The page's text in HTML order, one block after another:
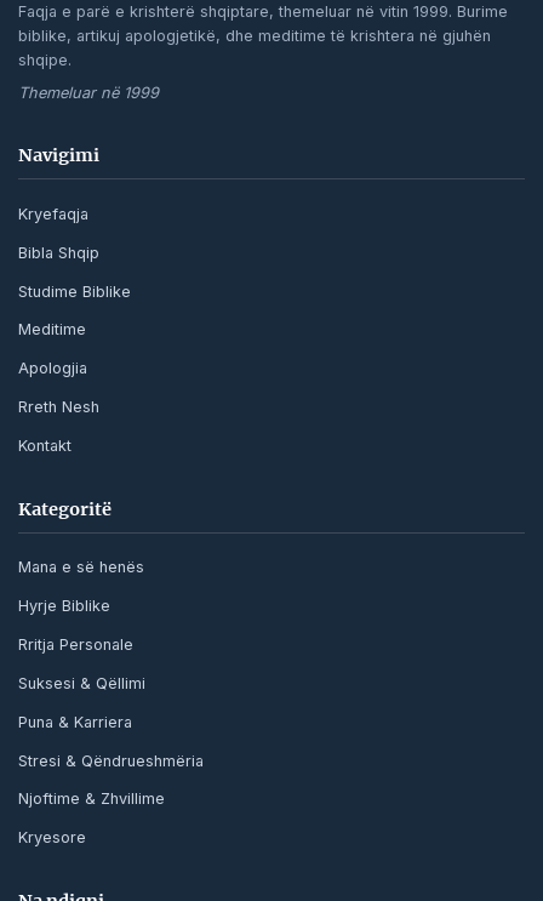
Faqja e parë e krishterë shqiptare, themeluar në vitin 1999. Burime
biblike, artikuj apologjetikë, dhe meditime të krishtera në gjuhën
shqipe.
Themeluar në 1999
Navigimi
Kryefaqja
Bibla Shqip
Studime Biblike
Meditime
Apologjia
Rreth Nesh
Kontakt
Kategoritë
Mana e së henës
Hyrje Biblike
Rritja Personale
Suksesi & Qëllimi
Puna & Karriera
Stresi & Qëndrueshmëria
Njoftime & Zhvillime
Kryesore